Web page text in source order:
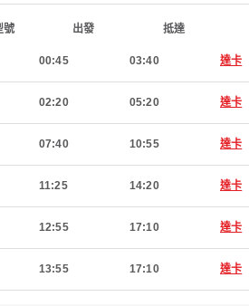
號 出發 抵達
00:45 03:40 達卡
02:20 05:20 達卡
07:40 10:55 達卡
11:25 14:20 達卡
12:55 17:10 達卡
13:55 17:10 達卡